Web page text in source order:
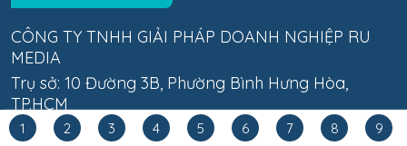
1 2 3 4 5 6 7 8 9
CÔNG TY TNHH GIẢI PHÁP DOANH NGHIỆP RU
MEDIA
Trụ sở: 10 Đường 3B, Phường Bình Hưng Hòa,
TP.HCM
Hotline: 036 268 0413